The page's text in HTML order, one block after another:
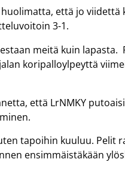
että jo
3-1.
meitä kuin lapasta.
koripalloylpeyttä
että LrNMKY
tapoihin kuuluu. Pelit
ensimmäistäkään